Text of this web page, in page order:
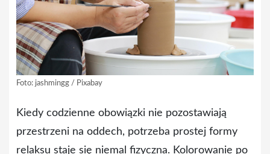
Foto: jashmingg / Pixabay
Kiedy codzienne obowiązki nie pozostawiają
przestrzeni na oddech, potrzeba prostej formy
relaksu staje się niemal fizyczna. Kolorowanie po